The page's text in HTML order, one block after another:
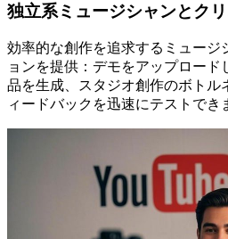
独立系ミュージシャンとク
効率的な創作を追求するミュージ
ョンを提供：デモをアップロー
品を生成、スタジオ創作のボトル
ィードバックを迅速にテストでき